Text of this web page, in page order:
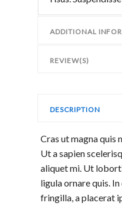
ADDITIONAL
REVIEW(S)
DESCRIPTION
Cras ut magna quis
Ut a sapien
aliquet mi. Ut
ligula ornare quis.
fringilla, a placerat